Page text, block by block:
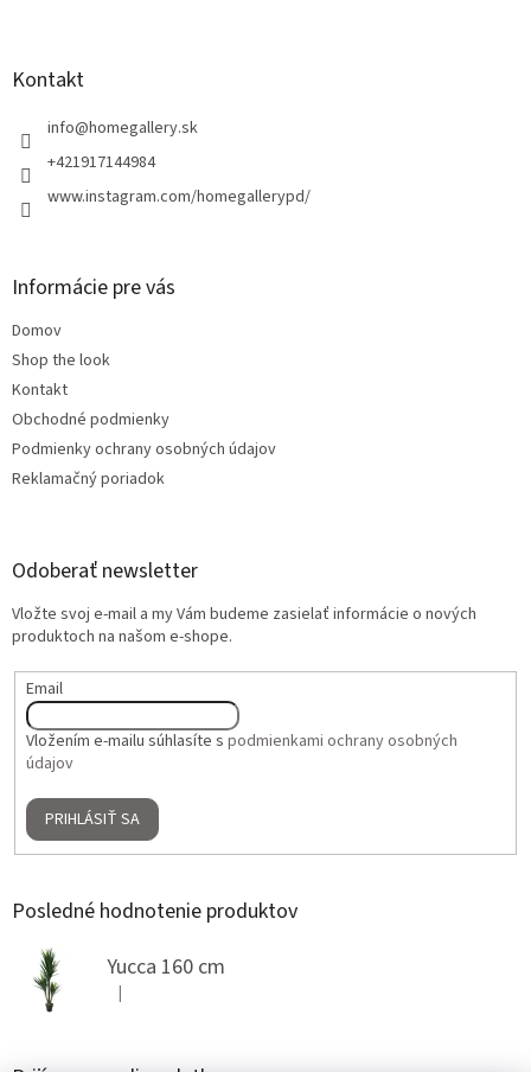
Kontakt
info@homegallery.sk
+421917144984
www.instagram.com/homegallerypd/
Informácie pre vás
Domov
Shop the look
Kontakt
Obchodné podmienky
Podmienky ochrany osobných údajov
Reklamačný poriadok
Odoberať newsletter
Vložte svoj e-mail a my Vám budeme zasielať informácie o nových
produktoch na našom e-shope.
Email
Vložením e-mailu súhlasíte s podmienkami ochrany osobných
údajov
PRIHLÁSIŤ SA
Posledné hodnotenie produktov
Yucca 160 cm
Hodnotenie produktu je 5 z 5 hviezdičiek.
|